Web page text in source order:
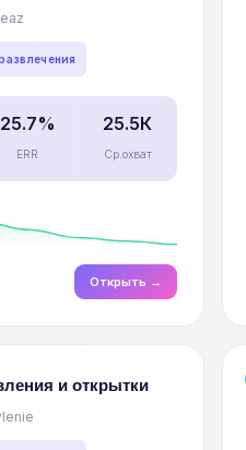
25.7%
ERR
25.5К
Ср.охват
Открыть →
и открытки